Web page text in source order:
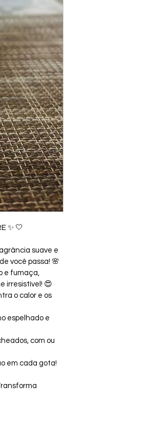
✨ 🤍
suave e
você passa! 🌸
e fumaça,
irresistível! 😍
o calor e os
espelhado e
com ou
em cada gota!